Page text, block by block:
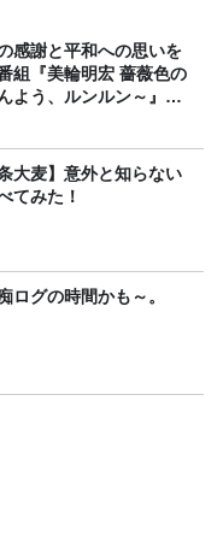
感謝と平和への思いを
組『美輪明宏 薔薇色の
よう、ルンルン～』
大麦】意外と知らない
てみた！
ログの時間かも～。